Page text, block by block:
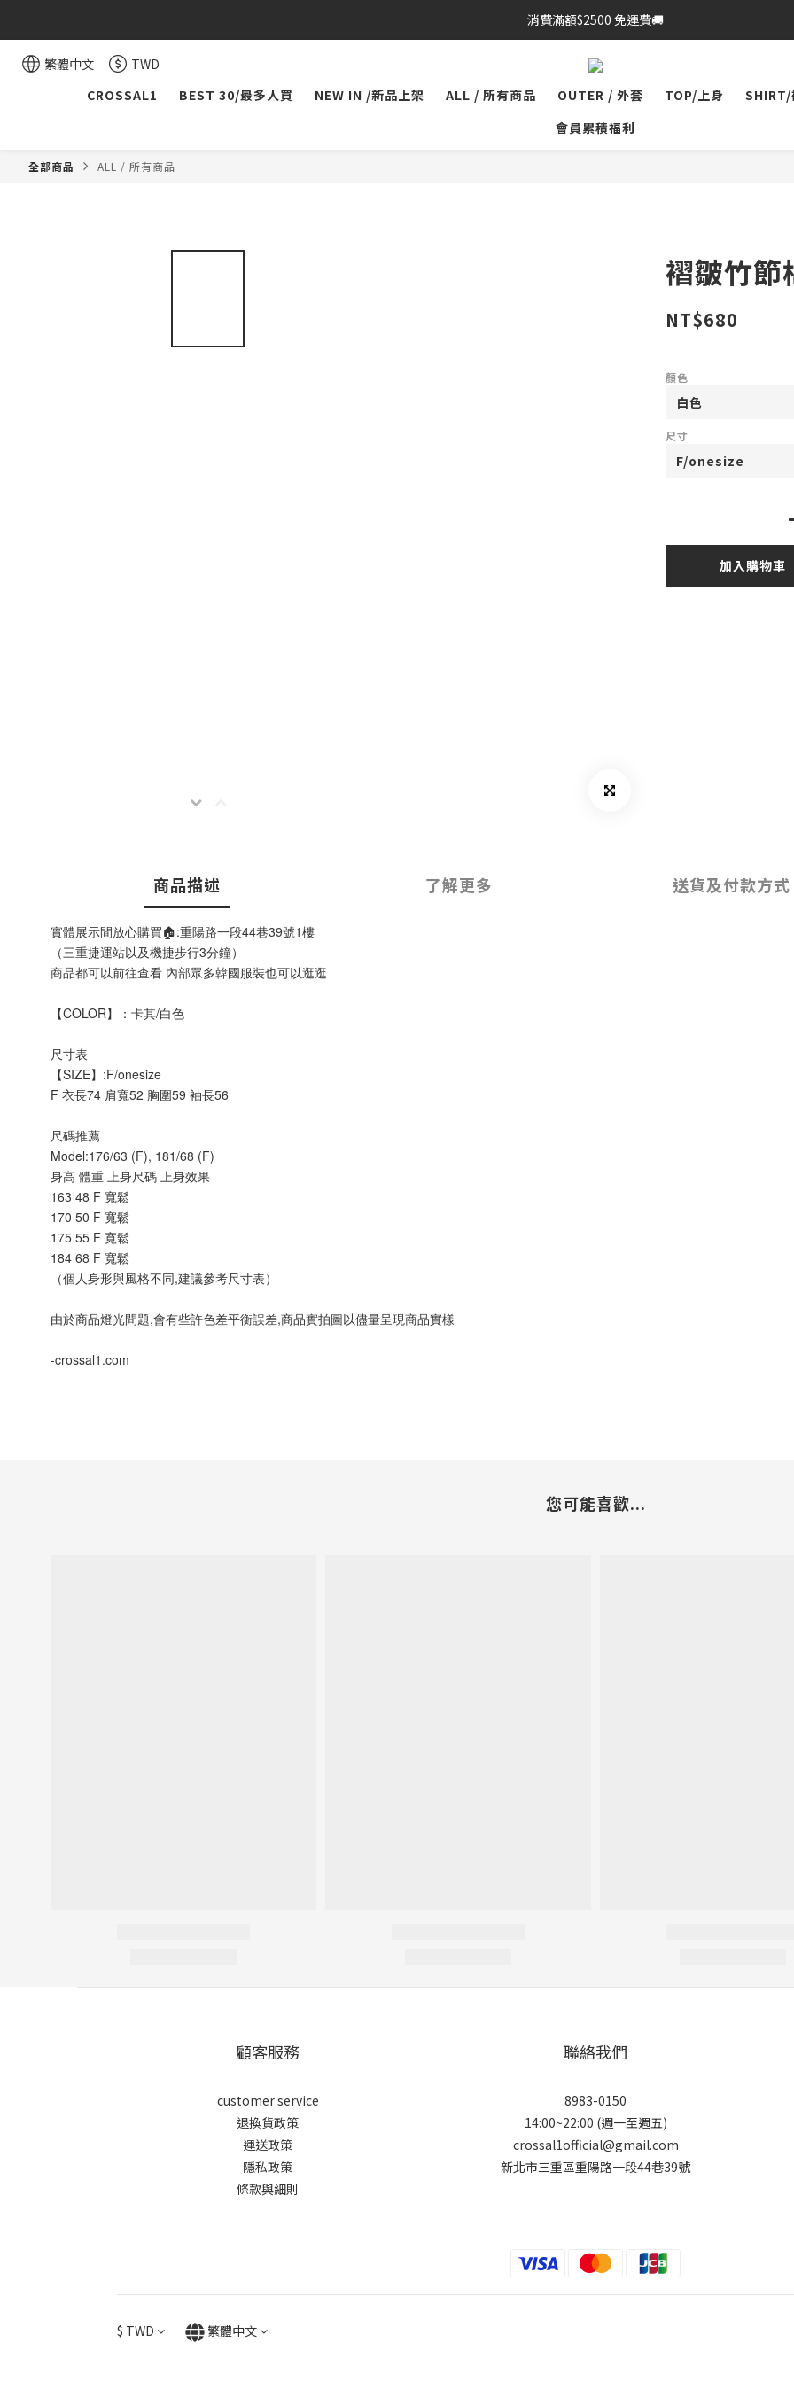
消費滿額$2500 免運費🚚
繁體中文
TWD
CROSSAL1
BEST 30/最多人買 NEW IN /新品上架 ALL / 所有商品 OUTER / 外套 TOP/上身
SHIRT/
會員累積福利
全部商品 ALL / 所有商品
褶皺竹節
NT$680
顏色
尺寸
加入購物車
商品描述 了解更多 送貨及付款方式
實體展示間放心購買🏠:重陽路一段44巷39號1樓
（三重捷運站以及機捷步行3分鐘）
商品都可以前往查看 內部眾多韓國服裝也可以逛逛
【COLOR】：卡其/白色
尺寸表
【SIZE】:F/onesize
F 衣長74 肩寬52 胸圍59 袖長56
尺碼推薦
Model:176/63 (F), 181/68 (F)
身高 體重 上身尺碼 上身效果
163 48 F 寬鬆
170 50 F 寬鬆
175 55 F 寬鬆
184 68 F 寬鬆
（個人身形與風格不同,建議參考尺寸表）
由於商品燈光問題,會有些許色差平衡誤差,商品實拍圖以儘量呈現商品實樣
-crossal1.com
您可能喜歡...
顧客服務
customer service
退換貨政策
運送政策
隱私政策
條款與細則
聯絡我們
8983-0150
14:00~22:00 (週一至週五)
crossal1official@gmail.com
新北市三重區重陽路一段44巷39號
$ TWD 繁體中文